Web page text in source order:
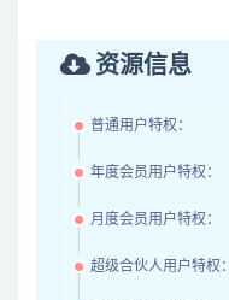
资源信息
普通用户特权：
年度会员用户特权：
月度会员用户特权：
超级合伙人用户特权：